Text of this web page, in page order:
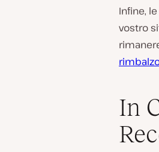
Infine,
vostro
In